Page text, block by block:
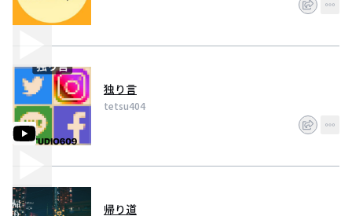
独り言
tetsu404
帰り道